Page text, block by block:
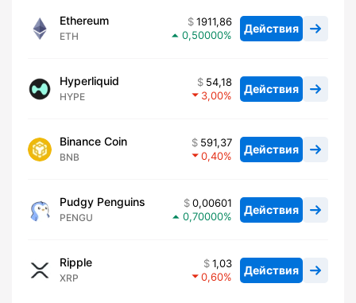
Ethereum
ETH
1911,86
0,50000
Действия
Hyperliquid
HYPE
54,18
3,00
Действия
Binance Coin
BNB
591,37
0,40
Действия
Pudgy Penguins
PENGU
0,00601
0,70000
Действия
Ripple
XRP
1,03
0,60
Действия